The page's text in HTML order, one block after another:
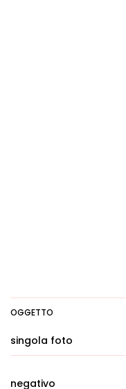
OGGETTO
singola foto
negativo